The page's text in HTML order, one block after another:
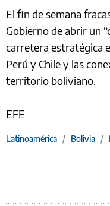
El fin de semana
Gobierno de abrir un
carretera estratégica
Perú y Chile y las
territorio boliviano.
EFE
Latinoamérica / Bolivia /